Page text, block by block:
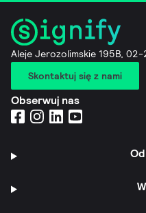
Aleje Jerozolimskie 195B, 02-
Skontaktuj się z nami
Obserwuj nas